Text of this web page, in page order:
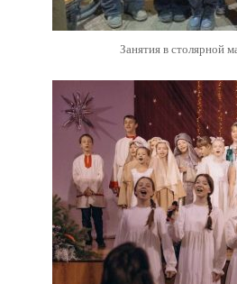
Занятия в столярной